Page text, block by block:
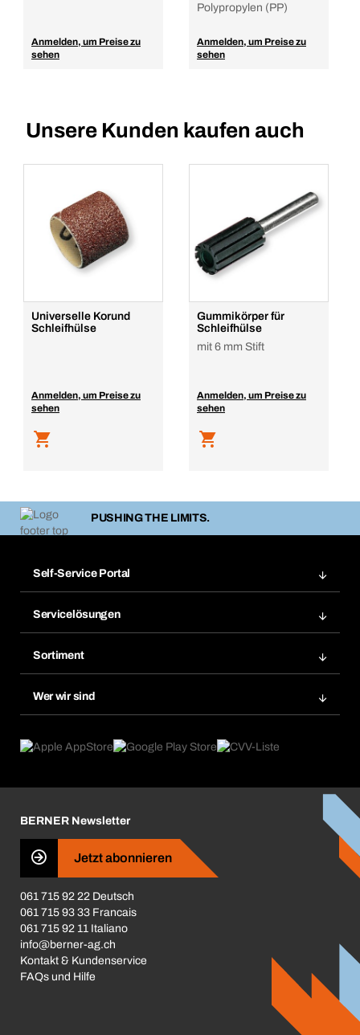
Anmelden, um Preise zu
sehen
Polypropylen (PP)
Anmelden, um Preise zu
sehen
Unsere Kunden kaufen auch
Universelle Korund
Schleifhülse
Anmelden, um Preise zu
sehen
Gummikörper für
Schleifhülse
mit 6 mm Stift
Anmelden, um Preise zu
sehen
PUSHING THE LIMITS.
Self-Service Portal
Merklisten
Nachbestellung
Dauerauftrag
Servicelösungen
Gefahrenstoffdatenbank
eProcurement
Produktfinder
Sortiment
Wer wir sind
Was uns antreibt
Business Conduct
BERNER Newsletter
Jetzt abonnieren
061 715 92 22 Deutsch
061 715 93 33 Francais
061 715 92 11 Italiano
info@berner-ag.ch
Kontakt & Kundenservice
FAQs und Hilfe